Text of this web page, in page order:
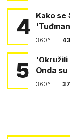
4 Kako se
360°
5
'Okružili
Onda
360°